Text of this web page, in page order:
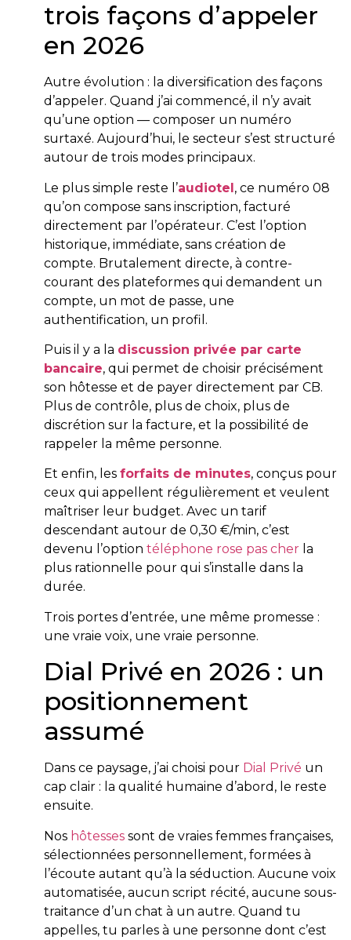
trois façons d’appeler
en 2026
Autre évolution : la diversification des façons
d’appeler. Quand j’ai commencé, il n’y avait
qu’une option — composer un numéro
surtaxé. Aujourd’hui, le secteur s’est structuré
autour de trois modes principaux.
Le plus simple reste l’audiotel, ce numéro 08
qu’on compose sans inscription, facturé
directement par l’opérateur. C’est l’option
historique, immédiate, sans création de
compte. Brutalement directe, à contre-
courant des plateformes qui demandent un
compte, un mot de passe, une
authentification, un profil.
Puis il y a la discussion privée par carte
bancaire, qui permet de choisir précisément
son hôtesse et de payer directement par CB.
Plus de contrôle, plus de choix, plus de
discrétion sur la facture, et la possibilité de
rappeler la même personne.
Et enfin, les forfaits de minutes, conçus pour
ceux qui appellent régulièrement et veulent
maîtriser leur budget. Avec un tarif
descendant autour de 0,30 €/min, c’est
devenu l’option téléphone rose pas cher la
plus rationnelle pour qui s’installe dans la
durée.
Trois portes d’entrée, une même promesse :
une vraie voix, une vraie personne.
Dial Privé en 2026 : un
positionnement
assumé
Dans ce paysage, j’ai choisi pour Dial Privé un
cap clair : la qualité humaine d’abord, le reste
ensuite.
Nos hôtesses sont de vraies femmes françaises,
sélectionnées personnellement, formées à
l’écoute autant qu’à la séduction. Aucune voix
automatisée, aucun script récité, aucune sous-
traitance d’un chat à un autre. Quand tu
appelles, tu parles à une personne dont c’est